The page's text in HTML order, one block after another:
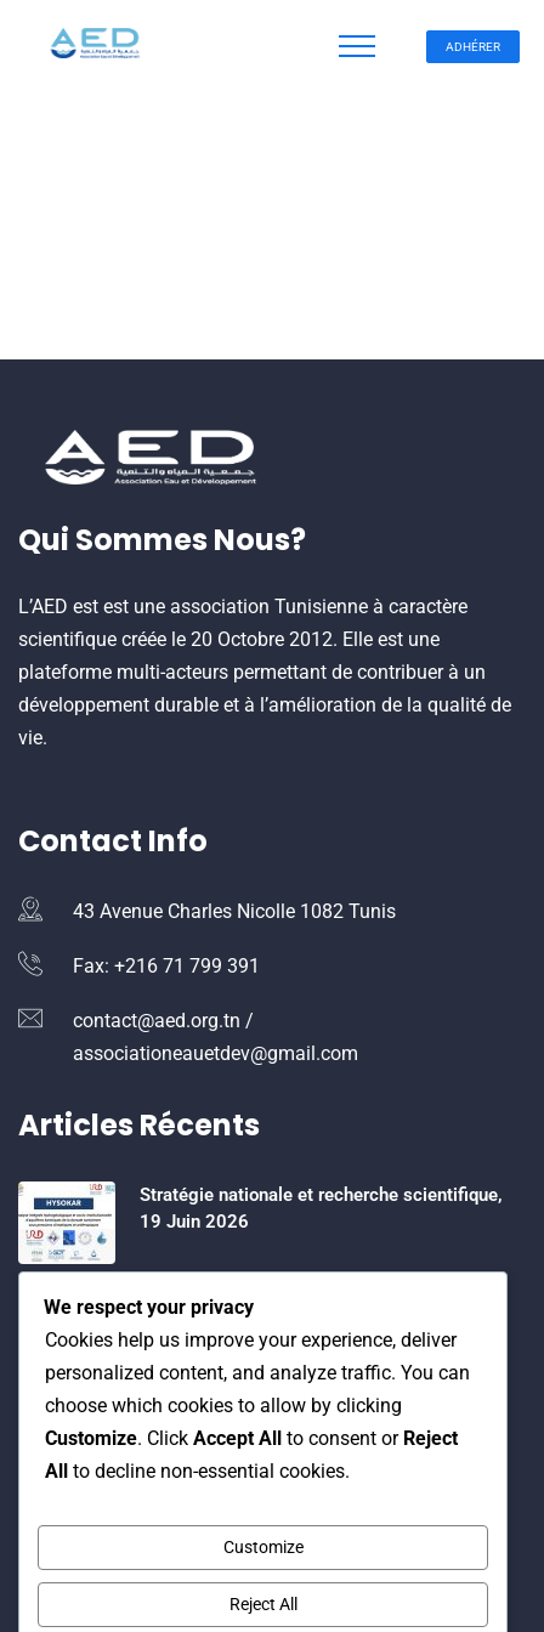
ADHÉRER
Qui Sommes Nous?
L’AED est est une association Tunisienne à caractère
scientifique créée le 20 Octobre 2012. Elle est une
plateforme multi-acteurs permettant de contribuer à un
développement durable et à l’amélioration de la qualité de
vie.
Contact Info
43 Avenue Charles Nicolle 1082 Tunis
Fax: +216 71 799 391
contact@aed.org.tn /
associationeauetdev@gmail.com
Articles Récents
Stratégie nationale et recherche scientifique,
19 Juin 2026
Water Expo 2026, 5,6 et 7 Mai 2026
Workshop on “INTEGRATED GROUNDWATER
MODELLING, 13-16 April 2026.
© Copyright 2016 Association Eau et Développement.
We respect your privacy
Cookies help us improve your experience, deliver
personalized content, and analyze traffic. You can
choose which cookies to allow by clicking
Customize. Click Accept All to consent or Reject
All to decline non-essential cookies.
Customize
Reject All